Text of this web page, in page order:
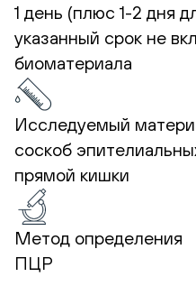
1 день (плюс 1-2 дня
указанный срок не
биоматериала
Исследуемый
соскоб
прямой кишки
Метод определения
ПЦР